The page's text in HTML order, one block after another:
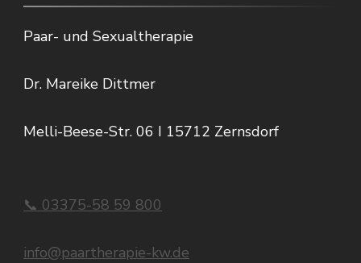
Paar- und Sexualtherapie
Dr. Mareike Dittmer
Melli-Beese-Str. 06 I 15712 Zernsdorf
📞 03375-58 59 800
info@paartherapie-kw.de